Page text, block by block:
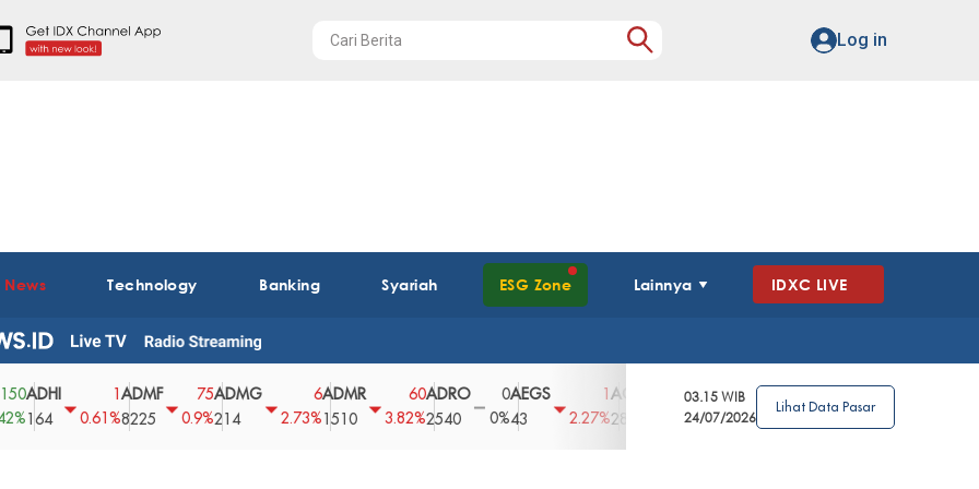
Log in
Technology Banking Syariah ESG Zone Lainnya IDXC LIVE
0.61%
ADMF
8225
75
0.9%
ADMG
214
2.73%
ADMR
1510
60
3.82%
ADRO
2540
0
0%
AEGS
2.27% 2850
3.39%
AGRO
148
4
2.63%
0%
03.15 WIB
24/07/2026
Lihat Data Pasar